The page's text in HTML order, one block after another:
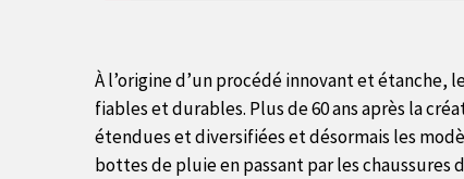
À l’origine d’un procédé innovant et
fiables et durables. Plus de 60 ans après la
étendues et diversifiées et désormais les
bottes de pluie en passant par les